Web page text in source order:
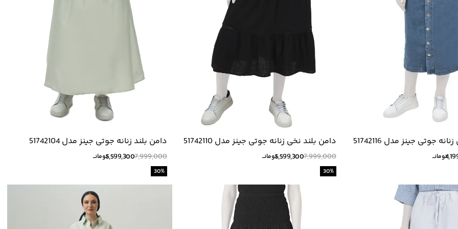
جوتی جینز مدل 51742116
تومانــ
دامن بلند نخی زنانه جوتی جینز مدل 51742110
7,999,000
5,599,300تومانــ
30%
دامن بلند زنانه جوتی جینز مدل 51742104
7,999,000
5,599,300تومانــ
30%